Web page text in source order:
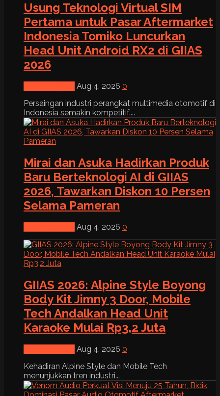
Usung Teknologi Virtual SIM
Pertama untuk Pasar Aftermarket
Indonesia Tomiko Luncurkan
Head Unit Android RX2 di GIIAS
2026
Aug 4, 2026 0
Persaingan industri perangkat multimedia otomotif di
Indonesia semakin kompetitif....
Mirai dan Asuka Hadirkan Produk
Baru Berteknologi AI di GIIAS
2026, Tawarkan Diskon 10 Persen
Selama Pameran
Aug 4, 2026 0
GIIAS 2026: Alpine Style Boyong
Body Kit Jimny 3 Door, Mobile
Tech Andalkan Head Unit
Karaoke Mulai Rp3,2 Juta
Aug 4, 2026 0
Kehadiran Alpine Style dan Mobile Tech
menunjukkan tren industri...